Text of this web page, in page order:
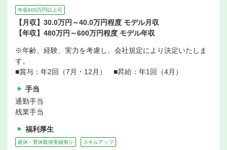
年収600万円以上可
【月収】30.0万円～40.0万円程度 モデル月収
【年収】480万円～600万円程度 モデル年収
※年齢、経験、実力を考慮し、会社規定により決定いたしま
す。
■賞与：年2回（7月・12月） ■昇給：年1回（4月）
手当
通勤手当
残業手当
福利厚生
産休・育休取得実績有り スキルアップ